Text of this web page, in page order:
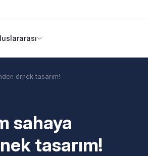
örnek tasarım!
sahaya
tasarım!